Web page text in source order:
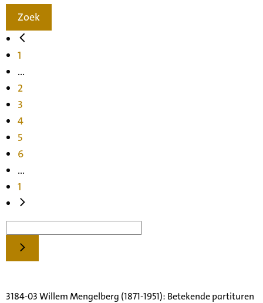
Zoek
1
...
2
3
4
5
6
...
1
3184-03 Willem Mengelberg (1871-1951): Betekende partituren